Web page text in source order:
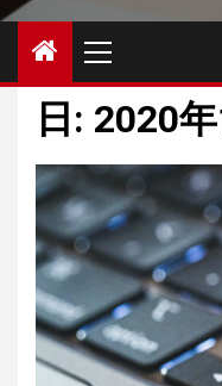
Menu
日: 2020